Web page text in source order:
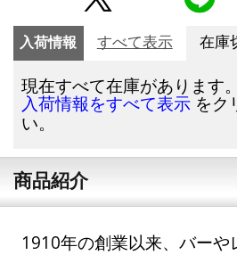
入荷情報 すべて表示 在庫
現在すべて在庫があります。
入荷情報をすべて表示 をク
い。
商品紹介
1910年の創業以来、バーや